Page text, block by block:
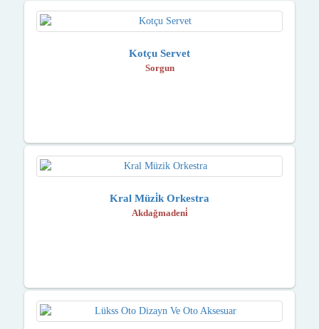
Kotçu Servet
Sorgun
Kral Müzi̇k Orkestra
Akdağmadeni̇